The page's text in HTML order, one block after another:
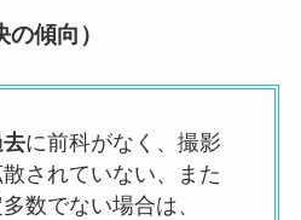
傾向）
に前科がなく、撮影
されていない、また
数でない場合は、